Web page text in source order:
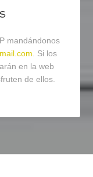
mandándonos
. Si los
en la web
de ellos.